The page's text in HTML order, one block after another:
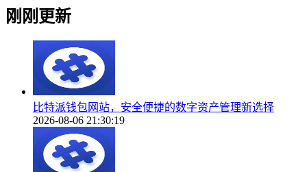
刚刚更新
比特派钱包网站，安全便捷的数字资产管理新选择
2026-08-06 21:30:19